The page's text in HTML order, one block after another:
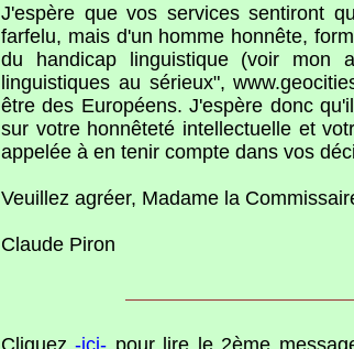
J'espère que vos services sentiront
farfelu, mais d'un homme honnête,
du handicap linguistique (voir mon
linguistiques au sérieux",
être des Européens. J'espère donc
sur votre honnêteté intellectuelle et
appelée à en tenir compte dans vos
Veuillez agréer, Madame la
Claude Piron
Cliquez-ici- pour lire le 2ème